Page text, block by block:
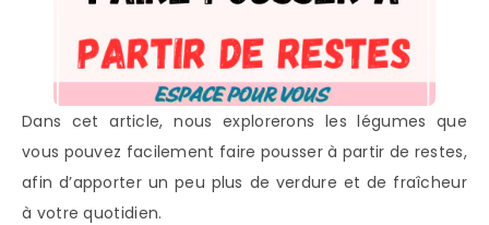
Dans cet article, nous explorerons les légumes que
vous pouvez facilement faire pousser à partir de restes,
afin d’apporter un peu plus de verdure et de fraîcheur
à votre quotidien.